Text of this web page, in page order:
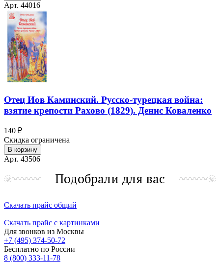
Арт. 44016
Отец Иов Каминский. Русско-турецкая война:
взятие крепости Рахово (1829). Денис Коваленко
140 ₽
Скидка ограничена
В корзину
Арт. 43506
Подобрали для вас
Скачать прайс общий
Скачать прайс с картинками
Для звонков из Москвы
+7 (495) 374-50-72
Бесплатно по России
8 (800) 333-11-78